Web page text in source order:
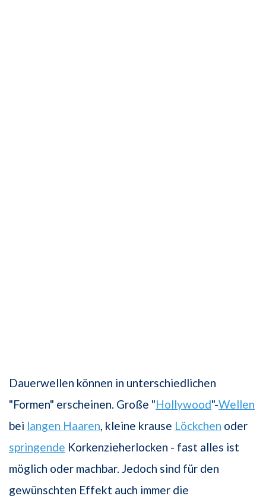
Dauerwellen können in unterschiedlichen
"Formen" erscheinen. Große "Hollywood"-Wellen
bei langen Haaren , kleine krause Löckchen oder
springende Korkenzieherlocken - fast alles ist
möglich oder machbar. Jedoch sind für den
gewünschten Effekt auch immer die